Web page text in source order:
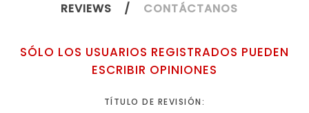
REVIEWS CONTÁCTANOS
SÓLO LOS USUARIOS REGISTRADOS PUEDEN
ESCRIBIR OPINIONES
TÍTULO DE REVISIÓN: